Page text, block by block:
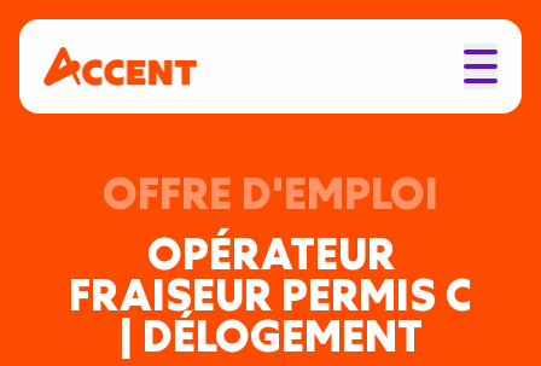
OFFRE D'EMPLOI
OPÉRATEUR
FRAISEUR PERMIS C
| DÉLOGEMENT